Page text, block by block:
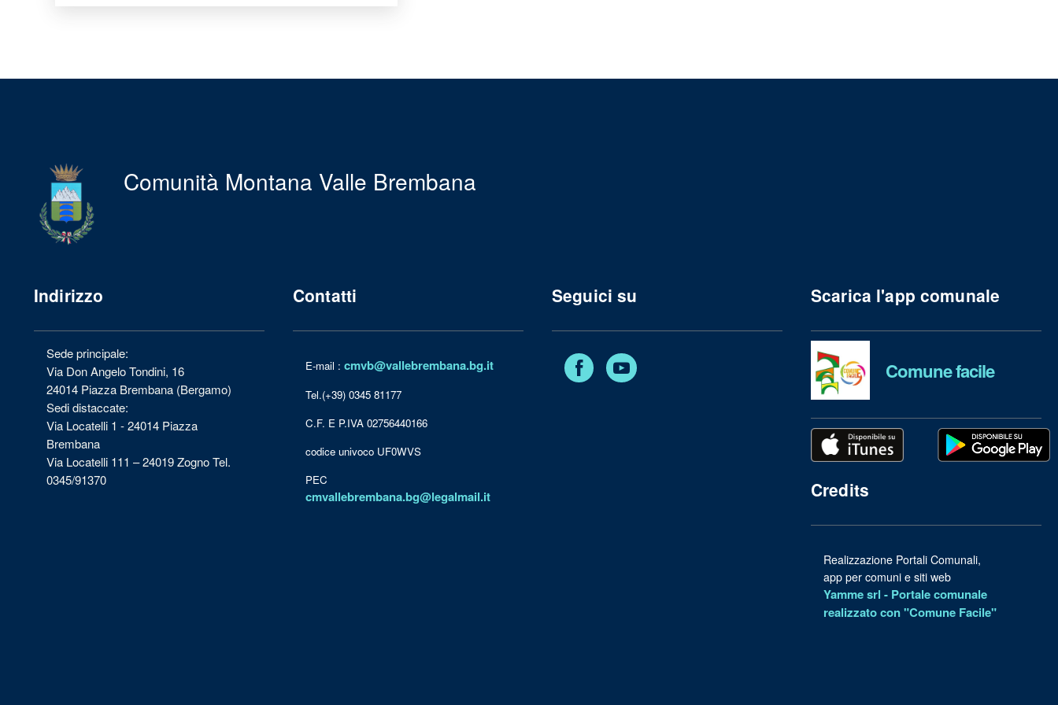
Comunità Montana Valle Brembana
Indirizzo
Sede principale:
Via Don Angelo Tondini, 16
24014 Piazza Brembana (Bergamo)
Sedi distaccate:
Via Locatelli 1 - 24014 Piazza
Brembana
Via Locatelli 111 – 24019 Zogno Tel.
0345/91370
Contatti
E-mail : cmvb@vallebrembana.bg.it
Tel.(+39) 0345 81177
C.F. E P.IVA 02756440166
codice univoco UF0WVS
PEC
cmvallebrembana.bg@legalmail.it
Seguici su
Facebook
Scarica l'app comunale
Comune facile
Credits
Realizzazione Portali Comunali,
app per comuni e siti web
Yamme srl - Portale comunale
realizzato con "Comune Facile"